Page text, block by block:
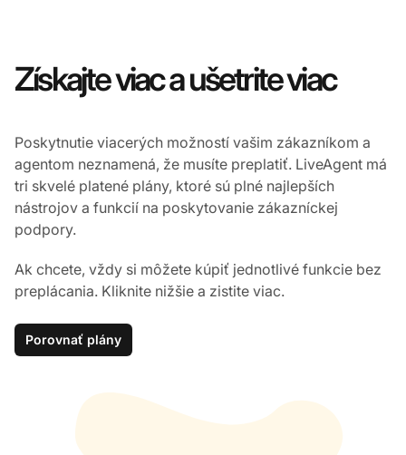
Získajte viac a ušetrite viac
Poskytnutie viacerých možností vašim zákazníkom a
agentom neznamená, že musíte preplatiť. LiveAgent má
tri skvelé platené plány, ktoré sú plné najlepších
nástrojov a funkcií na poskytovanie zákazníckej
podpory.
Ak chcete, vždy si môžete kúpiť jednotlivé funkcie bez
preplácania. Kliknite nižšie a zistite viac.
Porovnať plány